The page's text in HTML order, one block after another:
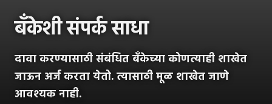
बँकेशी संपर्कसाधा
दावा करण्यासाठी संबंधित बँकेच्या कोणत्याही शाखेत
जाऊन अर्ज करता येतो. त्यासाठी मूळ शाखेत जाणे
आवश्यक नाही.